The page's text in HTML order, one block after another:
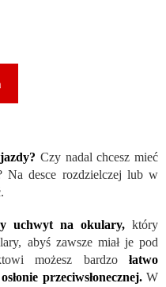
Czy nadal chcesz mieć
Na desce rozdzielczej lub w
uchwyt na okulary, który
abyś zawsze miał je pod
możesz bardzo łatwo
przeciwsłonecznej.W